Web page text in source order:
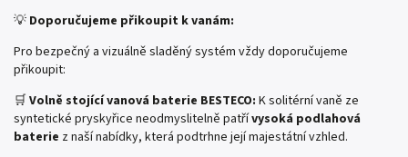
💡 Doporučujeme přikoupit k vanám:
Pro bezpečný a vizuálně sladěný systém vždy doporučujeme
přikoupit:
🛒 Volně stojící vanová baterie BESTECO: K solitérní vaně ze
syntetické pryskyřice neodmyslitelně patřívysoká podlahová
baterie z naší nabídky, která podtrhne její majestátní vzhled.